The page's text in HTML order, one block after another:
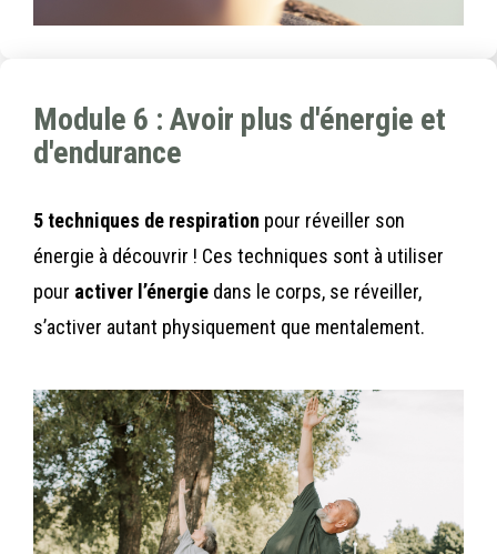
Module 6 : Avoir plus d'énergie et
d'endurance
5 techniques de respiration pour réveiller son
énergie à découvrir ! Ces techniques sont à utiliser
pour activer l’énergie dans le corps, se réveiller,
s’activer autant physiquement que mentalement.